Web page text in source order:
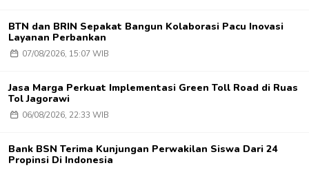
BTN dan BRIN Sepakat Bangun Kolaborasi Pacu Inovasi
Layanan Perbankan
07/08/2026, 15:07 WIB
Jasa Marga Perkuat Implementasi Green Toll Road di Ruas
Tol Jagorawi
06/08/2026, 22:33 WIB
Bank BSN Terima Kunjungan Perwakilan Siswa Dari 24
Propinsi Di Indonesia